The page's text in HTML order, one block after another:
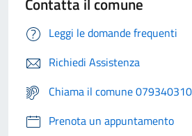
Leggi le domande frequenti
Richiedi Assistenza
Chiama il comune
Prenota un appuntamento